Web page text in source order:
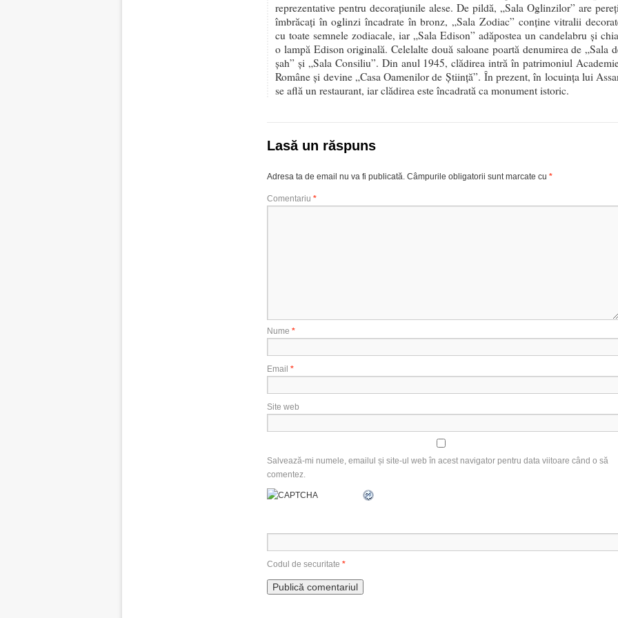
reprezentative pentru decoraţiunile alese. De pildă, „Sala Oglinzilor” are
îmbrăcaţi în oglinzi încadrate în bronz, „Sala Zodiac” conţine vitralii
cu toate semnele zodiacale, iar „Sala Edison” adăpostea un candelabru şi
o lampă Edison originală. Celelalte două saloane poartă denumirea de „Sala
şah” şi „Sala Consiliu”. Din anul 1945, clădirea intră în patrimoniul
Române şi devine „Casa Oamenilor de Ştiinţă”. În prezent, în locuinţa lui
se află un restaurant, iar clădirea este încadrată ca monument istoric.
Lasă un răspuns
Adresa ta de email nu va fi publicată. Câmpurile obligatorii sunt marcate cu *
Comentariu *
Nume *
Email *
Site web
Salvează-mi numele, emailul și site-ul web în acest navigator pentru data viitoare când o să
comentez.
Codul de securitate *